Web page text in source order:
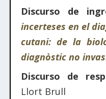
Discurso de
incerteses en el
cutani: de la
diagnòstic no
Discurso de
Llort Brull